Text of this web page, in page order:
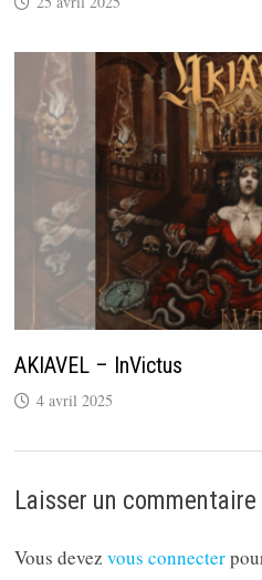
AKIAVEL – InVictus
4 avril 2025
Laisser un commentaire
Vous devezvous connecter